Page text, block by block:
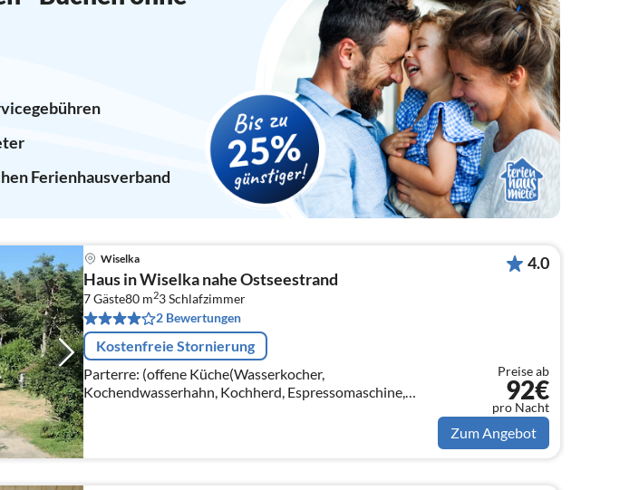
Ferienhausverband
Wiselka
Haus in Wiselka nahe Ostseestrand
7 Gäste80 m23Schlafzimmer
2 Bewertungen
Kostenfreie Stornierung
Parterre: (offene Küche(Wasserkocher,
Kochendwasserhahn, Kochherd, Espressomaschine,
Mikrowelle, Spülmaschine, Kühl-/Gefrierkombination),
Wohn/Esszimmer(TV, Esstisch, Sitzecke)
4.0
Preise ab
92€
pro Nacht
Zum Angebot